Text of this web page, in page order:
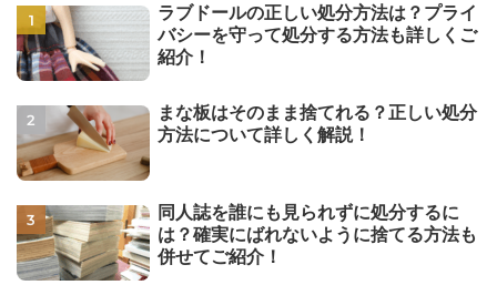
ラブドールの正しい処分方法は？プライ
バシーを守って処分する方法も詳しくご
紹介！
まな板はそのまま捨てれる？正しい処分
方法について詳しく解説！
同人誌を誰にも見られずに処分するに
は？確実にばれないように捨てる方法も
併せてご紹介！